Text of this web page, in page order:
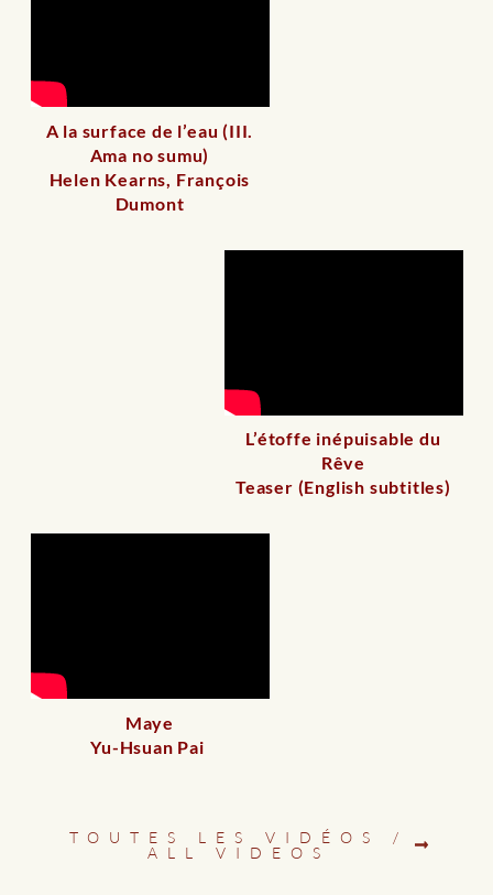
A la surface de l’eau (III.
Ama no sumu)
Helen Kearns, François
Dumont
L’étoffe inépuisable du
Rêve
Teaser (English subtitles)
Maye
Yu-Hsuan Pai
TOUTES LES VIDÉOS /
ALL VIDEOS